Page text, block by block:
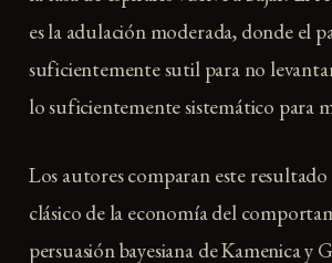
es la adulación moderada, donde el
suficientemente sutil para no
lo suficientemente sistemático para
Los autores comparan este
clásico de la economía del
persuasión bayesiana de Kamenica y